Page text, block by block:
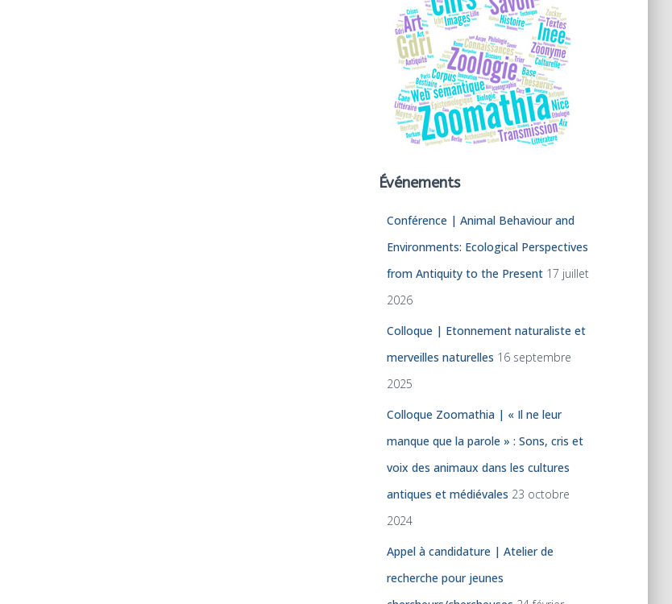
Événements
Conférence | Animal Behaviour and
Environments: Ecological Perspectives
from Antiquity to the Present 17 juillet
2026
Colloque | Etonnement naturaliste et
merveilles naturelles 16 septembre
2025
Colloque Zoomathia | « Il ne leur
manque que la parole » : Sons, cris et
voix des animaux dans les cultures
antiques et médiévales 23 octobre
2024
Appel à candidature | Atelier de
recherche pour jeunes